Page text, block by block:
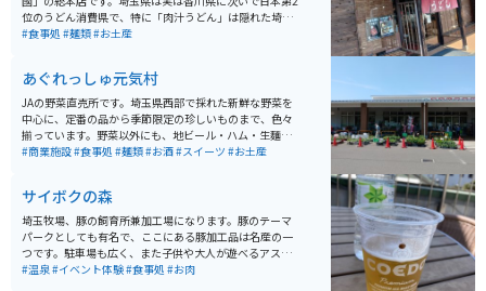
位のうどん消費県で、特に「肉汁うどん」は隠れた埼玉
名物です。 「 武蔵野うどん」さんでは、この肉汁うどん
ます。こちらも、お昼時はほぼ満席になる人気店です。
#食事処 #麺類#お土産
あぐれっしゅ元気村
JAの野菜直売所です。埼玉県西部で採れた新鮮な野菜を
中心に、定番の品から季節限定の珍しいものまで、色々
揃っています。野菜以外にも、地ビール・ハム・生麵な
ども埼玉県で生産されたものを多く置いてあり、地元の
#商業施設#食事処 #麺類#お酒#スイーツ #お土産
サイボクの森
埼玉牧場、豚の飼育所兼加工場になります。豚のテーマ
パークとしても有名で、ここにある豚加工品は名産の一
つです。駐車場も広く、また子供や大人が遊べるアスレ
チックや、実際の豚がいるためふれあいが多少可能で
#温泉#イベント体験#食事処 #お肉